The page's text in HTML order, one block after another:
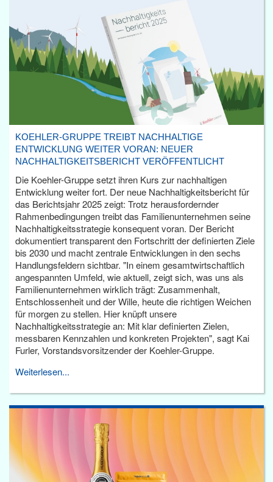
KOEHLER-GRUPPE TREIBT NACHHALTIGE
ENTWICKLUNG WEITER VORAN: NEUER
NACHHALTIGKEITSBERICHT VERÖFFENTLICHT
Die Koehler-Gruppe setzt ihren Kurs zur nachhaltigen
Entwicklung weiter fort. Der neue Nachhaltigkeitsbericht für
das Berichtsjahr 2025 zeigt: Trotz herausfordernder
Rahmenbedingungen treibt das Familienunternehmen seine
Nachhaltigkeitsstrategie konsequent voran. Der Bericht
dokumentiert transparent den Fortschritt der definierten Ziele
bis 2030 und macht zentrale Entwicklungen in den sechs
Handlungsfeldern sichtbar. "In einem gesamtwirtschaftlich
angespannten Umfeld, wie aktuell, zeigt sich, was uns als
Familienunternehmen wirklich trägt: Zusammenhalt,
Entschlossenheit und der Wille, heute die richtigen Weichen
für morgen zu stellen. Hier knüpft unsere
Nachhaltigkeitsstrategie an: Mit klar definierten Zielen,
messbaren Kennzahlen und konkreten Projekten", sagt Kai
Furler, Vorstandsvorsitzender der Koehler-Gruppe.
Weiterlesen...